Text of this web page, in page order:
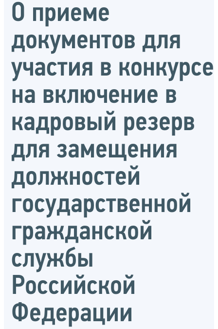
О приеме
документов для
участия в конкурсе
на включение в
кадровый резерв
для замещения
должностей
государственной
гражданской
службы
Российской
Федерации